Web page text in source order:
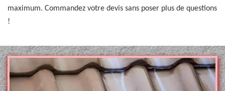
maximum. Commandez votre devis sans poser plus de questions
!